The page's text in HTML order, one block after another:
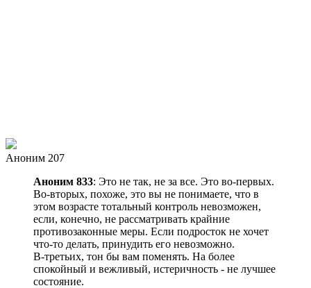
Аноним 207
Аноним 833: Это не так, не за все. Это во-первых.
Во-вторых, похоже, это вы не понимаете, что в
этом возрасте тотальный контроль невозможен,
если, конечно, не рассматривать крайние
противозаконные меры. Если подросток не хочет
что-то делать, принудить его невозможно.
В-третьих, тон бы вам поменять. На более
спокойный и вежливый, истеричность - не лучшее
состояние.